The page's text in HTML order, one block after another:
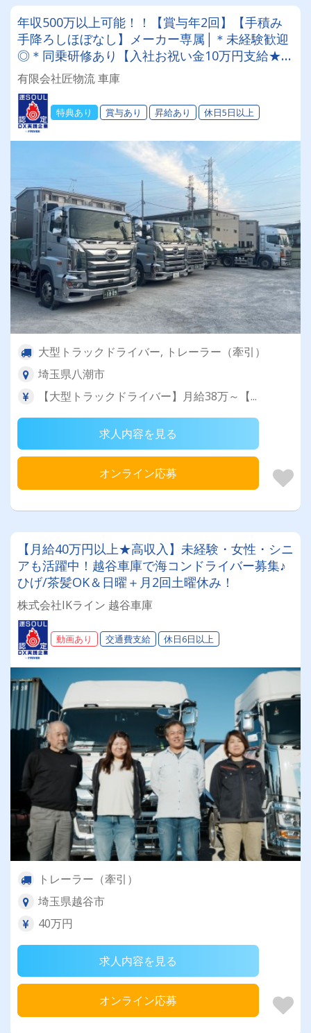
年収500万以上可能！！【賞与年2回】【手積み
手降ろしほぼなし】メーカー専属│＊未経験歓迎
◎＊同乗研修あり【入社お祝い金10万円支給★】
※当社規定あり
有限会社匠物流 車庫
特典あり 賞与あり 昇給あり 休日5日以上
大型トラックドライバー, トレーラー（牽引）
埼玉県八潮市
【大型トラックドライバー】月給38万～【...
求人内容を見る
オンライン応募
【月給40万円以上★高収入】未経験・女性・シニ
アも活躍中！越谷車庫で海コンドライバー募集♪
ひげ/茶髪OK＆日曜＋月2回土曜休み！
株式会社IKライン 越谷車庫
動画あり 交通費支給 休日6日以上
トレーラー（牽引）
埼玉県越谷市
40万円
求人内容を見る
オンライン応募